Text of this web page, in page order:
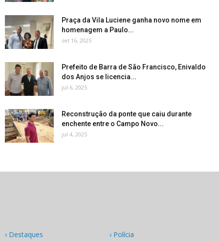
Praça da Vila Luciene ganha novo nome em
homenagem a Paulo...
set 16, 2025
Prefeito de Barra de São Francisco, Enivaldo
dos Anjos se licencia...
jul 6, 2025
Reconstrução da ponte que caiu durante
enchente entre o Campo Novo...
jul 4, 2025
› Destaques › Polícia